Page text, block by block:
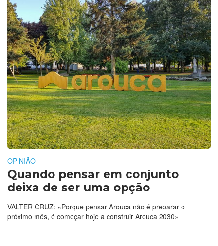
OPINIÃO
Quando pensar em conjunto
deixa de ser uma opção
VALTER CRUZ: «Porque pensar Arouca não é preparar o
próximo mês, é começar hoje a construir Arouca 2030»